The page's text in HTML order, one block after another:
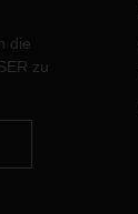
die
zu